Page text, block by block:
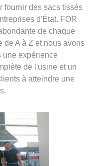
fournir des sacs tissés
d'État. FOR
de chaque
A à Z et nous avons
une expérience
de l'usine et un
à atteindre une